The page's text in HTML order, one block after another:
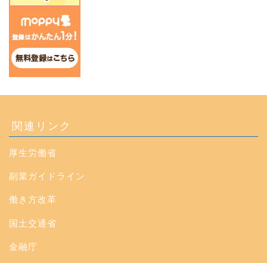
関連リンク
厚生労働省
副業ガイドライン
働き方改革
国土交通省
金融庁